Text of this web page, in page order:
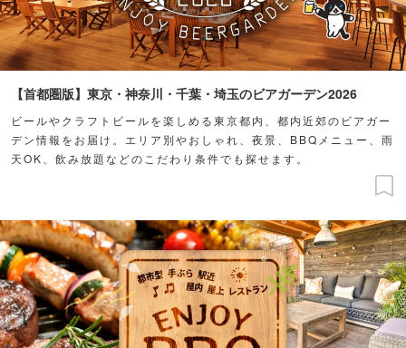
【首都圏版】東京・神奈川・千葉・埼玉のビアガーデン2026
ビールやクラフトビールを楽しめる東京都内、都内近郊のビアガー
デン情報をお届け。エリア別やおしゃれ、夜景、BBQメニュー、雨
天OK、飲み放題などのこだわり条件でも探せます。